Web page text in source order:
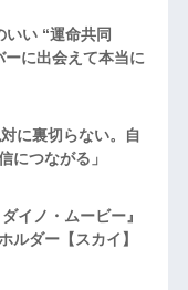
い “運命共同
に出会えて本当に
に裏切らない。自
につながる」
イノ・ムービー』
ルダー【スカイ】